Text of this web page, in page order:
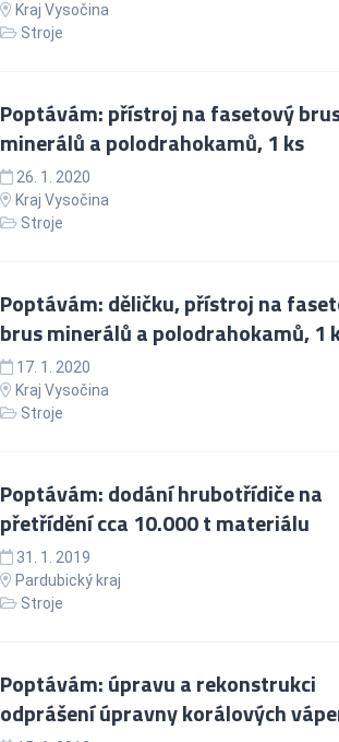
Kraj Vysočina
Stroje
Poptávám: přístroj na fasetový
minerálů a polodrahokamů, 1 ks
26. 1. 2020
Kraj Vysočina
Stroje
Poptávám: děličku, přístroj na
brus minerálů a polodrahokamů, 1
17. 1. 2020
Kraj Vysočina
Stroje
Poptávám: dodání hrubotřídiče na
přetřídění cca 10.000 t materiálu
31. 1. 2019
Pardubický kraj
Stroje
Poptávám: úpravu a rekonstrukci
odprášení úpravny korálových